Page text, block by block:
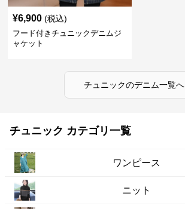
¥6,900 (税込)
フード付きチュニックデニムジ
ャケット
チュニックのデニム一覧へ
チュニック カテゴリ一覧
ワンピース
ニット